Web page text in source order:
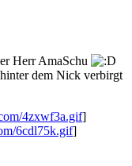
Herr AmaSchu
dem Nick verbirgt
4zxwf3a.gif]
6cdl75k.gif]